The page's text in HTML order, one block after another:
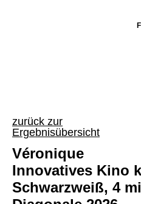
zurück zur
Ergebnisübersicht
Véronique
Innovatives Kino
Schwarzweiß, 4